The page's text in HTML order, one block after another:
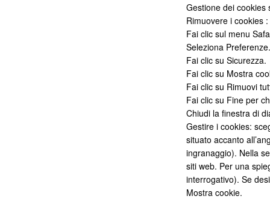
Gestione dei cookies
Rimuovere i cookies :
Fai clic sul menu
Seleziona Preferenze.
Fai clic su Sicurezza.
Fai clic su Mostra
Fai clic su Rimuovi
Fai clic su Fine per
Chiudi la finestra di
Gestire i cookies:
situato accanto
ingranaggio). Nella
siti web. Per una
interrogativo). Se
Mostra cookie.